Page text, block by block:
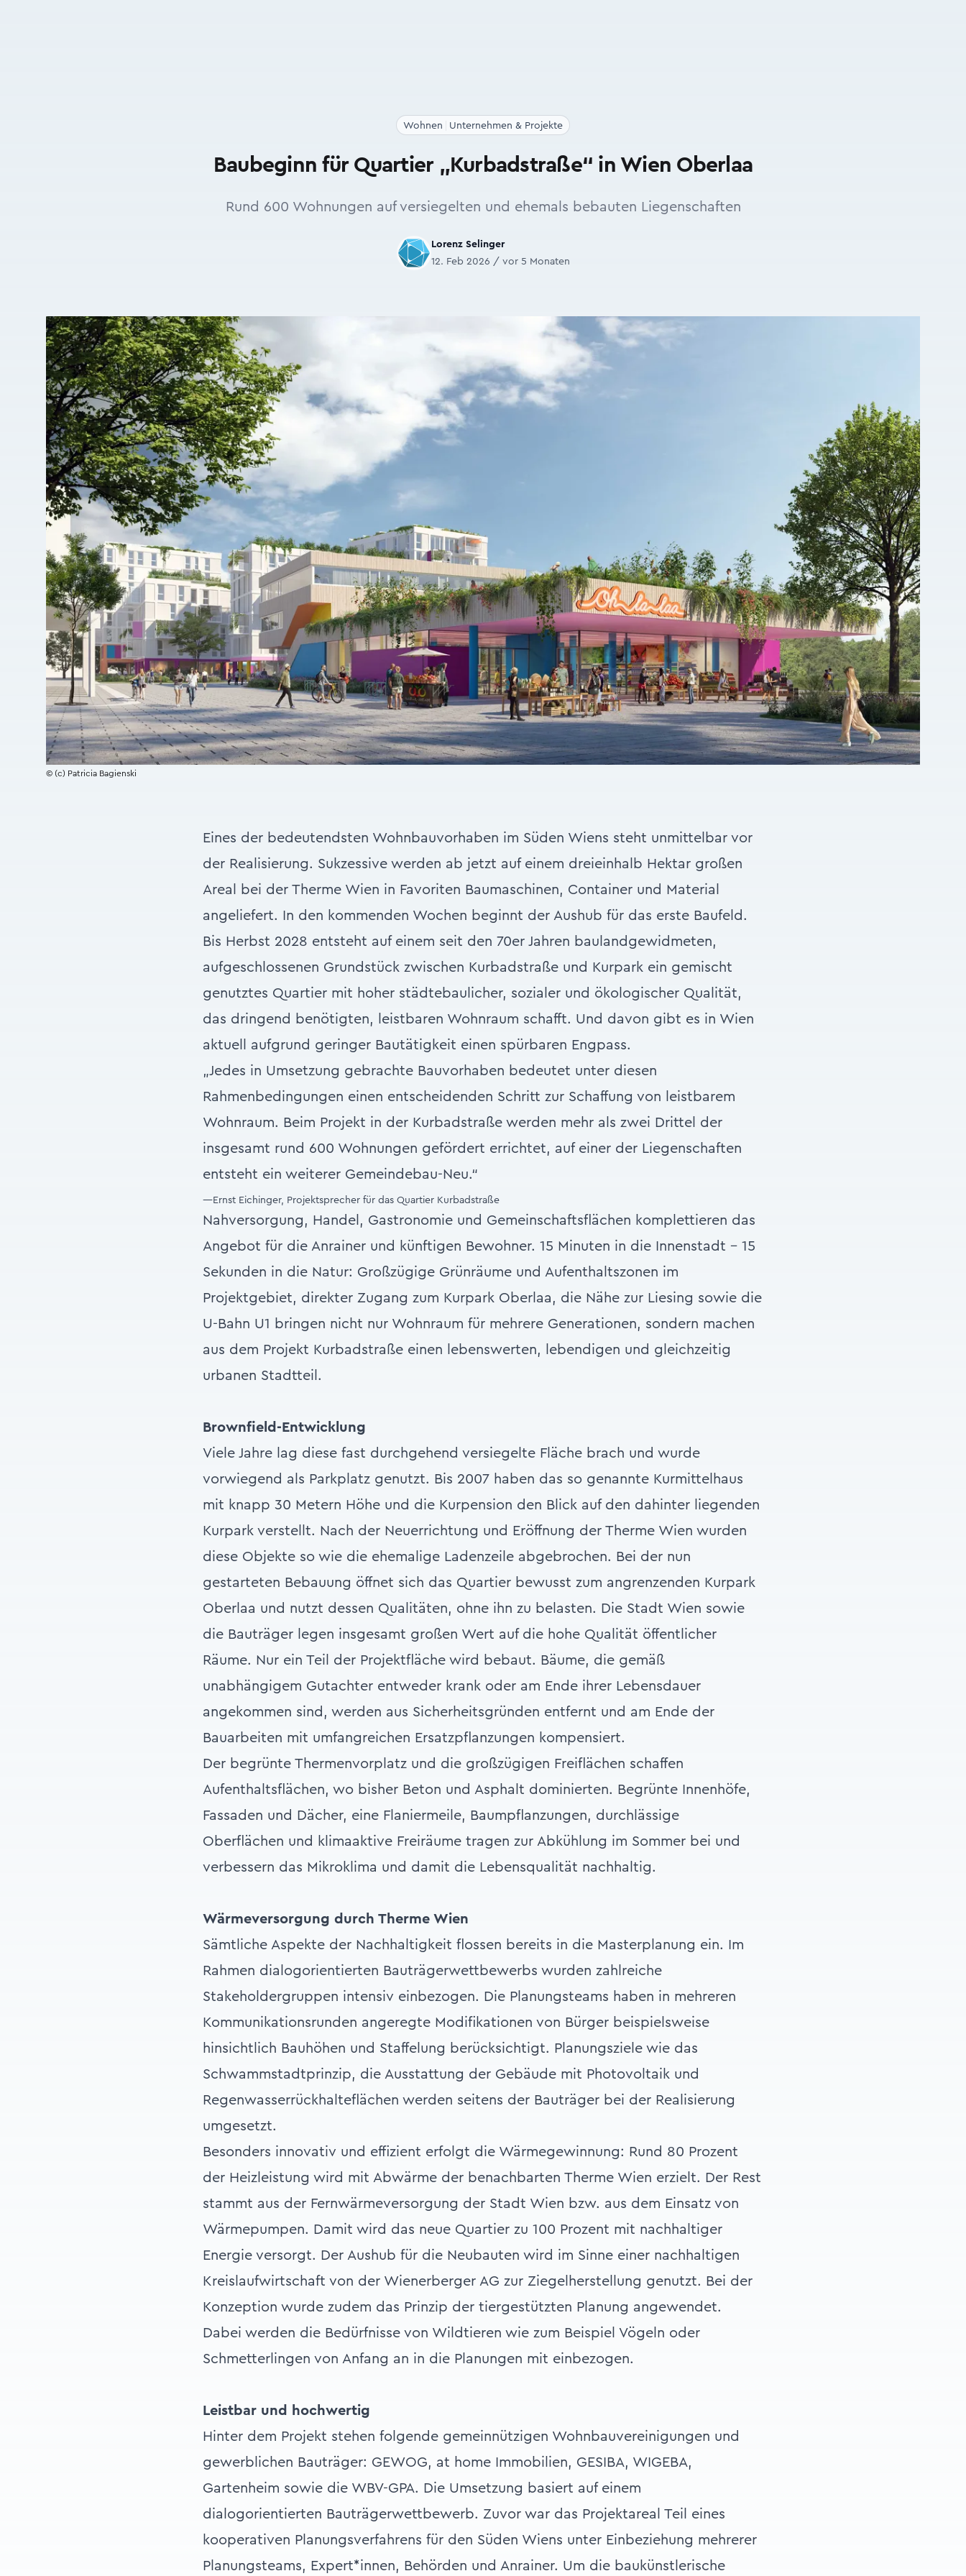
Wohnen Unternehmen & Projekte
Baubeginn für Quartier „Kurbadstraße“ in Wien Oberlaa
Rund 600 Wohnungen auf versiegelten und ehemals bebauten Liegenschaften
Lorenz Selinger
12. Feb 2026 / vor 5 Monaten
© (c) Patricia Bagienski
Eines der bedeutendsten Wohnbauvorhaben im Süden Wiens steht unmittelbar vor
der Realisierung. Sukzessive werden ab jetzt auf einem dreieinhalb Hektar großen
Areal bei der Therme Wien in Favoriten Baumaschinen, Container und Material
angeliefert. In den kommenden Wochen beginnt der Aushub für das erste Baufeld.
Bis Herbst 2028 entsteht auf einem seit den 70er Jahren baulandgewidmeten,
aufgeschlossenen Grundstück zwischen Kurbadstraße und Kurpark ein gemischt
genutztes Quartier mit hoher städtebaulicher, sozialer und ökologischer Qualität,
das dringend benötigten, leistbaren Wohnraum schafft. Und davon gibt es in Wien
aktuell aufgrund geringer Bautätigkeit einen spürbaren Engpass.
„Jedes in Umsetzung gebrachte Bauvorhaben bedeutet unter diesen
Rahmenbedingungen einen entscheidenden Schritt zur Schaffung von leistbarem
Wohnraum. Beim Projekt in der Kurbadstraße werden mehr als zwei Drittel der
insgesamt rund 600 Wohnungen gefördert errichtet, auf einer der Liegenschaften
entsteht ein weiterer Gemeindebau-Neu.“
—Ernst Eichinger, Projektsprecher für das Quartier Kurbadstraße
Nahversorgung, Handel, Gastronomie und Gemeinschaftsflächen komplettieren das
Angebot für die Anrainer und künftigen Bewohner. 15 Minuten in die Innenstadt – 15
Sekunden in die Natur: Großzügige Grünräume und Aufenthaltszonen im
Projektgebiet, direkter Zugang zum Kurpark Oberlaa, die Nähe zur Liesing sowie die
U-Bahn U1 bringen nicht nur Wohnraum für mehrere Generationen, sondern machen
aus dem Projekt Kurbadstraße einen lebenswerten, lebendigen und gleichzeitig
urbanen Stadtteil.
Brownfield-Entwicklung
Viele Jahre lag diese fast durchgehend versiegelte Fläche brach und wurde
vorwiegend als Parkplatz genutzt. Bis 2007 haben das so genannte Kurmittelhaus
mit knapp 30 Metern Höhe und die Kurpension den Blick auf den dahinter liegenden
Kurpark verstellt. Nach der Neuerrichtung und Eröffnung der Therme Wien wurden
diese Objekte so wie die ehemalige Ladenzeile abgebrochen. Bei der nun
gestarteten Bebauung öffnet sich das Quartier bewusst zum angrenzenden Kurpark
Oberlaa und nutzt dessen Qualitäten, ohne ihn zu belasten. Die Stadt Wien sowie
die Bauträger legen insgesamt großen Wert auf die hohe Qualität öffentlicher
Räume. Nur ein Teil der Projektfläche wird bebaut. Bäume, die gemäß
unabhängigem Gutachter entweder krank oder am Ende ihrer Lebensdauer
angekommen sind, werden aus Sicherheitsgründen entfernt und am Ende der
Bauarbeiten mit umfangreichen Ersatzpflanzungen kompensiert.
Der begrünte Thermenvorplatz und die großzügigen Freiflächen schaffen
Aufenthaltsflächen, wo bisher Beton und Asphalt dominierten. Begrünte Innenhöfe,
Fassaden und Dächer, eine Flaniermeile, Baumpflanzungen, durchlässige
Oberflächen und klimaaktive Freiräume tragen zur Abkühlung im Sommer bei und
verbessern das Mikroklima und damit die Lebensqualität nachhaltig.
Wärmeversorgung durch Therme Wien
Sämtliche Aspekte der Nachhaltigkeit flossen bereits in die Masterplanung ein. Im
Rahmen dialogorientierten Bauträgerwettbewerbs wurden zahlreiche
Stakeholdergruppen intensiv einbezogen. Die Planungsteams haben in mehreren
Kommunikationsrunden angeregte Modifikationen von Bürger beispielsweise
hinsichtlich Bauhöhen und Staffelung berücksichtigt. Planungsziele wie das
Schwammstadtprinzip, die Ausstattung der Gebäude mit Photovoltaik und
Regenwasserrückhalteflächen werden seitens der Bauträger bei der Realisierung
umgesetzt.
Besonders innovativ und effizient erfolgt die Wärmegewinnung: Rund 80 Prozent
der Heizleistung wird mit Abwärme der benachbarten Therme Wien erzielt. Der Rest
stammt aus der Fernwärmeversorgung der Stadt Wien bzw. aus dem Einsatz von
Wärmepumpen. Damit wird das neue Quartier zu 100 Prozent mit nachhaltiger
Energie versorgt. Der Aushub für die Neubauten wird im Sinne einer nachhaltigen
Kreislaufwirtschaft von der Wienerberger AG zur Ziegelherstellung genutzt. Bei der
Konzeption wurde zudem das Prinzip der tiergestützten Planung angewendet.
Dabei werden die Bedürfnisse von Wildtieren wie zum Beispiel Vögeln oder
Schmetterlingen von Anfang an in die Planungen mit einbezogen.
Leistbar und hochwertig
Hinter dem Projekt stehen folgende gemeinnützigen Wohnbauvereinigungen und
gewerblichen Bauträger: GEWOG, at home Immobilien, GESIBA, WIGEBA,
Gartenheim sowie die WBV-GPA. Die Umsetzung basiert auf einem
dialogorientierten Bauträgerwettbewerb. Zuvor war das Projektareal Teil eines
kooperativen Planungsverfahrens für den Süden Wiens unter Einbeziehung mehrerer
Planungsteams, Expert*innen, Behörden und Anrainer. Um die baukünstlerische